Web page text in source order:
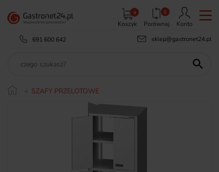
Koszyk
0 0
Porównaj
Konto
691 600 642
sklep@gastronet24.pl

SZAFY PRZELOTOWE